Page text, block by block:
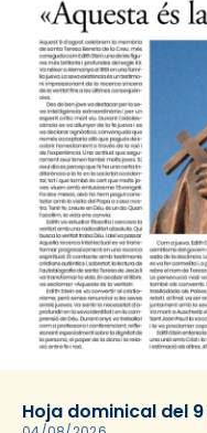
Hoja dominical del